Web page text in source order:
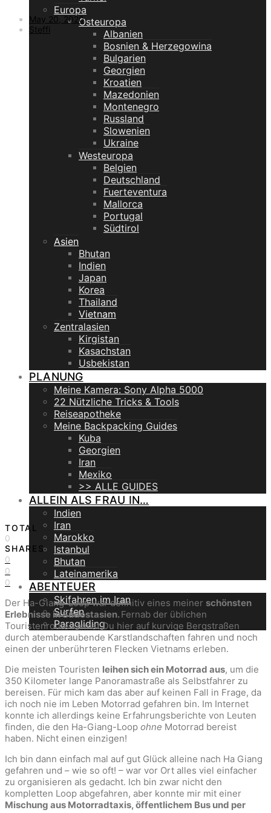
Europa
Osteuropa
Albanien
Bosnien & Herzegowina
Bulgarien
Georgien
Kroatien
Mazedonien
Montenegro
Russland
Slowenien
Ukraine
Westeuropa
Belgien
Deutschland
Fuerteventura
Mallorca
Portugal
Südtirol
Asien
Bhutan
Indien
Japan
Korea
Thailand
Vietnam
Zentralasien
Kirgistan
Kasachstan
Usbekistan
PLANUNG
Meine Kamera: Sony Alpha 5000
22 Nützliche Tricks & Tools
Reiseapotheke
Meine Backpacking Guides
Kuba
Georgien
Iran
Mexiko
>> ALLE GUIDES
ALLEIN ALS FRAU IN…
Indien
Iran
Marokko
Istanbul
Bhutan
Lateinamerika
ABENTEUER
Skifahren im Iran
Surfen
Paragliding
May 20, 2020
Steffi
TOTAL
0
SHARES
0
0
0
Der Ha-Giang-Loop war definitiv eines meiner schönsten
Erlebnisse in Südostasien.Fernab der üblichen
Touristenroute kannst Du hier auf kurvige Bergstraßen
durch atemberaubende Karstlandschaften fahren und noch
einen der unberührteren Flecken Vietnams erleben.
Die meisten Touristen leihen sich ein Motorrad aus, um die
350 Kilometer lange Panoramastraße als Selbstfahrer zu
bereisen. Für mich kam das aber auf keinen Fall in Frage, da
ich noch nie im Leben Motorrad gefahren bin. Im Internet
konnte ich allerdings keine Erfahrungsberichte von Leuten
finden, die den Ha-Giang-Loop ohne Motorrad bereist
haben. Nicht einen einzigen!
Ich bin dann einfach mal auf gut Glück alleine nach Ha Giang
gefahren und – wie so oft! – war vor Ort alles viel einfacher
zu organisieren als gedacht. Ich bin zwar nicht den
kompletten Loop abgefahren, aber konnte mir mit einer
Mischung aus Motorradtaxis, öffentlichem Bus und per